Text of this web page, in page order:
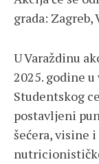
grada: Zagreb,
U Varaždinu
2025. godine
Studentskog
postavljeni
šećera, visine